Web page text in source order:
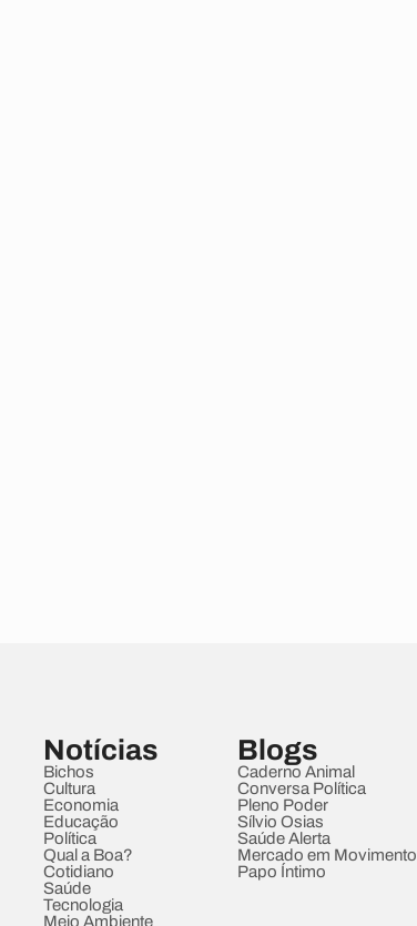
Notícias
Bichos
Cultura
Economia
Educação
Política
Qual a Boa?
Cotidiano
Saúde
Tecnologia
Meio Ambiente
Blogs
Caderno Animal
Conversa Política
Pleno Poder
Sílvio Osias
Saúde Alerta
Mercado em Movimento
Papo Íntimo